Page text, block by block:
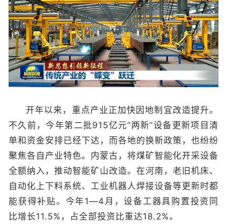
开年以来，重点产业正加快因地制宜改造提升。
不久前，今年第二批915亿元“两新”设备更新项目清
单和资金安排已经下达，而各地的换新政策，也纷纷
聚焦各自产业特色。内蒙古，将煤矿智能化开采设备
全额纳入，推动智能矿山改造。在河南，老旧机床、
自动化上下料系统、工业机器人焊接设备等更新时都
能获得补贴。今年1—4月，设备工器具购置投资同
比增长11.5%，占全部投资比重达18.2%。